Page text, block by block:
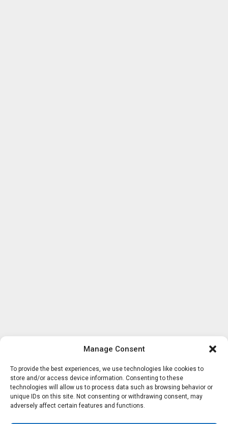
Manage Consent
To provide the best experiences, we use technologies like cookies to
store and/or access device information. Consenting to these
technologies will allow us to process data such as browsing behavior or
unique IDs on this site. Not consenting or withdrawing consent, may
adversely affect certain features and functions.